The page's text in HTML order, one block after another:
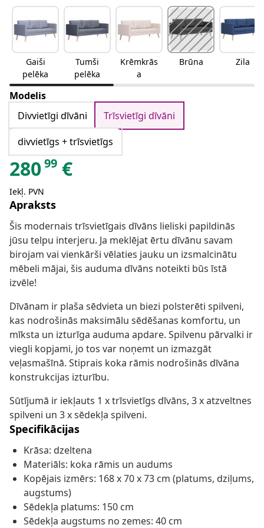
Gaiši
pelēka
Tumši
pelēka
Krēmkrās
a
Brūna Zila
Modelis
Divvietīgi dīvāni
Trīsvietīgi dīvāni
divvietīgs + trīsvietīgs
28099 €
Iekļ. PVN
Apraksts
Šis modernais trīsvietīgais dīvāns lieliski papildinās
jūsu telpu interjeru. Ja meklējat ērtu dīvānu savam
birojam vai vienkārši vēlaties jauku un izsmalcinātu
mēbeli mājai, šis auduma dīvāns noteikti būs īstā
izvēle!
Dīvānam ir plaša sēdvieta un biezi polsterēti spilveni,
kas nodrošinās maksimālu sēdēšanas komfortu, un
mīksta un izturīga auduma apdare. Spilvenu pārvalki ir
viegli kopjami, jo tos var noņemt un izmazgāt
veļasmašīnā. Stiprais koka rāmis nodrošinās dīvāna
konstrukcijas izturību.
Sūtījumā ir iekļauts 1 x trīsvietīgs dīvāns, 3 x atzveltnes
spilveni un 3 x sēdekļa spilveni.
Specifikācijas
Krāsa: dzeltena
Materiāls: koka rāmis un audums
Kopējais izmērs: 168 x 70 x 73 cm (platums, dziļums,
augstums)
Sēdekļa platums: 150 cm
Sēdekļa augstums no zemes: 40 cm